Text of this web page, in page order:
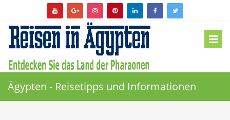
Ägypten - Reisetipps und Informationen